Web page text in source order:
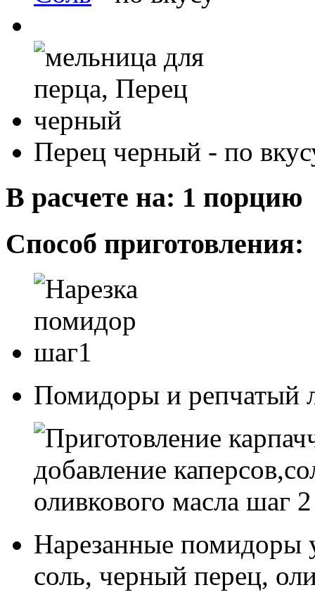
Перец черный - по
В расчете на: 1 порцию
Способ приготовления:
Помидоры и репчатый
Нарезанные помидоры
соль, черный перец,